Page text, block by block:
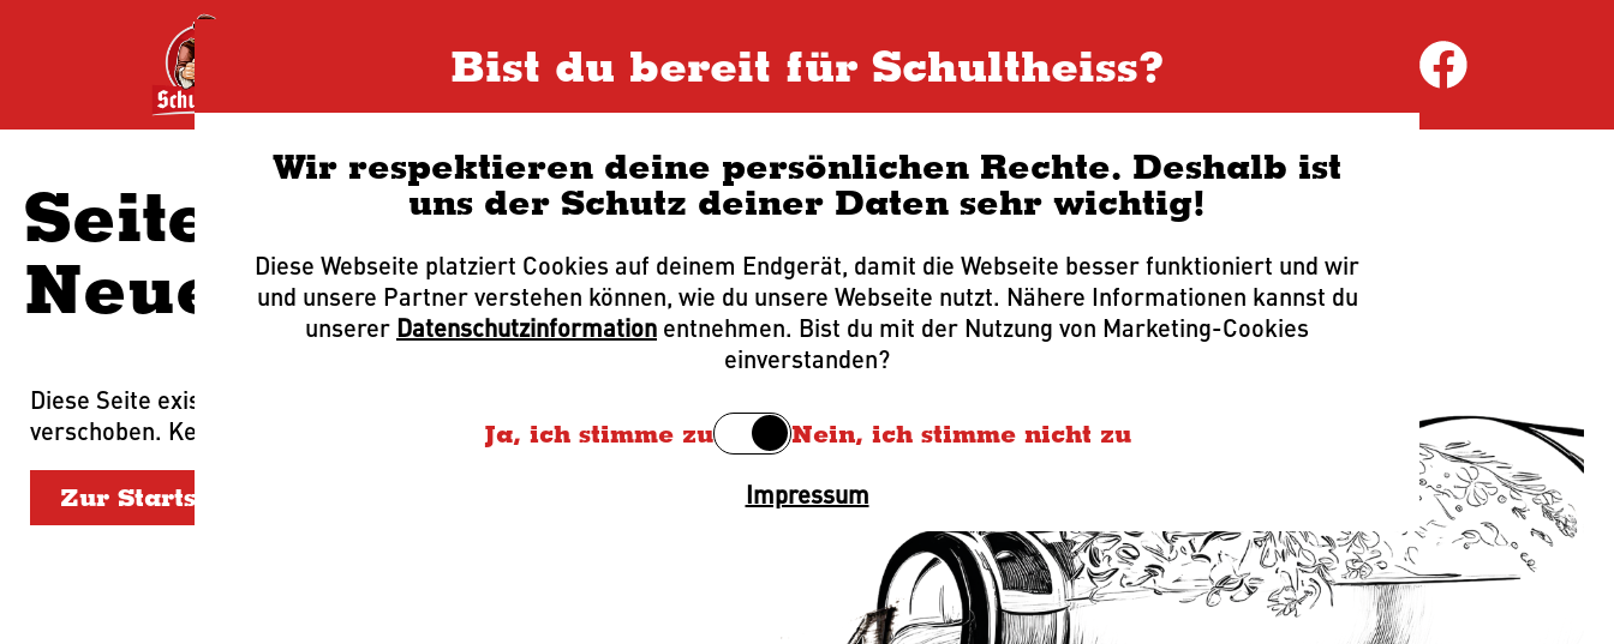
Bist du bereit für Schultheiss?
Wir respektieren deine persönlichen Rechte. Deshalb ist
uns der Schutz deiner Daten sehr wichtig!
Diese Webseite platziert Cookies auf deinem Endgerät, damit die Webseite besser funktioniert und wir
und unsere Partner verstehen können, wie du unsere Webseite nutzt. Nähere Informationen kannst du
unserer Datenschutzinformation entnehmen. Bist du mit der Nutzung von Marketing-Cookies
einverstanden?
Ja, ich stimme zu Nein, ich stimme nicht zu
Impressum
Brauerei Untermenü anzeigen
Schultheiss Pilsener Dein Kiez Untermenü anzeigen
Seite weg? Vielleicht braut sich was
Neues zusammen.
Diese Seite existiert leider nicht oder wurde
verschoben. Keine Sorge, wir helfen dir weiter.
Zur Startseite